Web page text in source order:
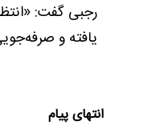
رجبی گفت:
یافته و
انتهای پیام